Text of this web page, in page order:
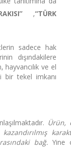
,“TÜRK
sadece hak
dışındakilere
ve el
bir tekel imkanı
Ürün,
bağ. Yine